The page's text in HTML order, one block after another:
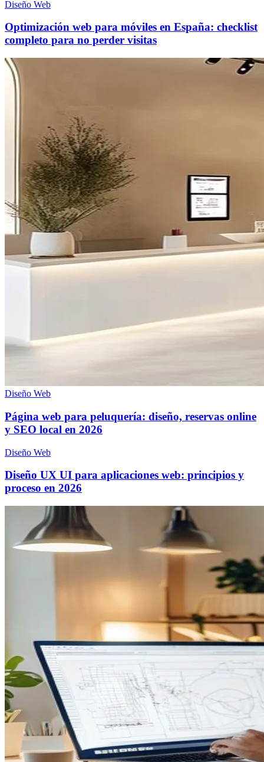
Diseño Web
Optimización web para móviles en España: checklist
completo para no perder visitas
Diseño Web
Página web para peluquería: diseño, reservas online
y SEO local en 2026
Diseño Web
Diseño UX UI para aplicaciones web: principios y
proceso en 2026